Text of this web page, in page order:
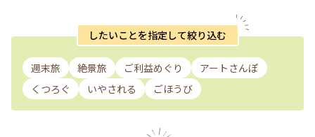
したいことを指定して絞り込む
週末旅 絶景旅 ご利益めぐり
アートさんぽ
くつろぐ
いやされる ごほうび